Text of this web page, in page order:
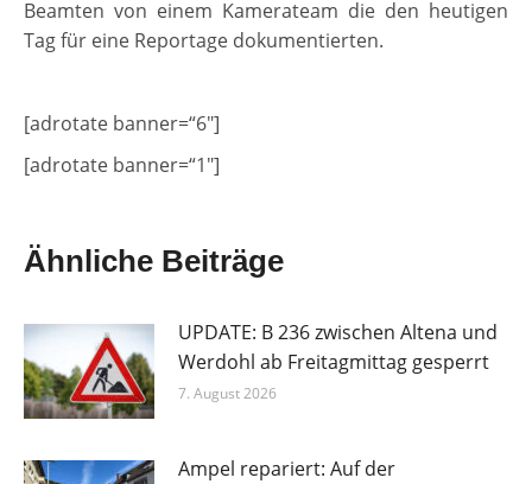
Beamten von einem Kamerateam die den heutigen
Tag für eine Reportage dokumentierten.
[adrotate banner=“6″]
[adrotate banner=“1″]
Ähnliche Beiträge
UPDATE: B 236 zwischen Altena und
Werdohl ab Freitagmittag gesperrt
7. August 2026
Ampel repariert: Auf der